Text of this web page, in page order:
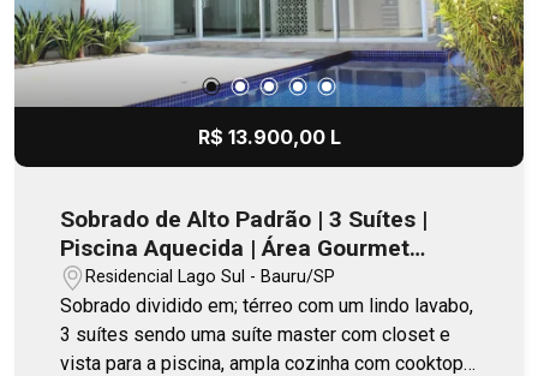
R$ 13.900,00 L
Sobrado de Alto Padrão | 3 Suítes |
Piscina Aquecida | Área Gourmet
Integrada
Residencial Lago Sul - Bauru/SP
Sobrado dividido em; térreo com um lindo lavabo,
3 suítes sendo uma suíte master com closet e
vista para a piscina, ampla cozinha com cooktop,